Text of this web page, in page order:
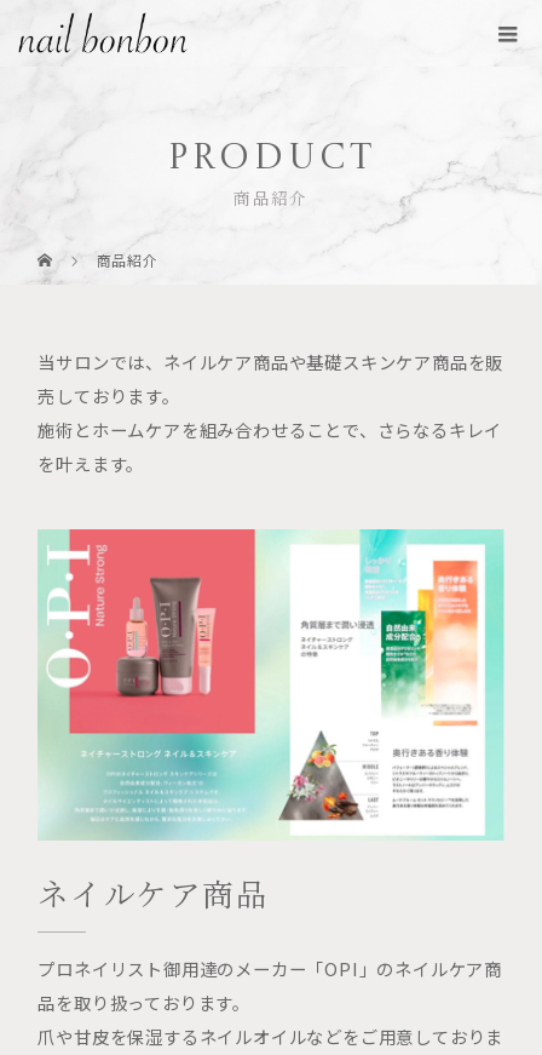
PRODUCT
商品紹介
商品紹介
当サロンでは、ネイルケア商品や基礎スキンケア商品を販
売しております。
施術とホームケアを組み合わせることで、さらなるキレイ
を叶えます。
ネイルケア商品
プロネイリスト御用達のメーカー「OPI」のネイルケア商
品を取り扱っております。
爪や甘皮を保湿するネイルオイルなどをご用意しておりま